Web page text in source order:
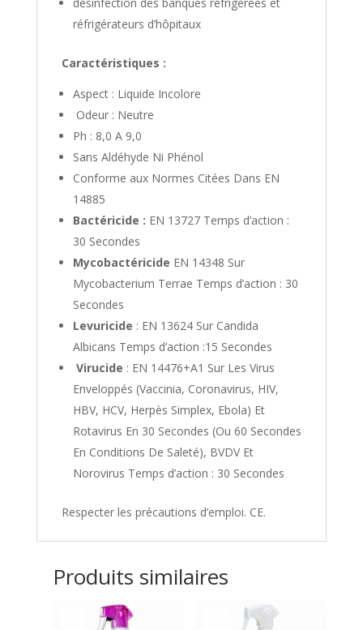
réfrigérateurs d’hôpitaux
Caractéristiques :
Aspect : Liquide Incolore
Odeur : Neutre
Ph : 8,0 A 9,0
Sans Aldéhyde Ni Phénol
Conforme aux Normes Citées Dans EN
14885
Bactéricide : EN 13727 Temps d’action :
30 Secondes
Mycobactéricide EN 14348 Sur
Mycobacterium Terrae Temps d’action : 30
Secondes
Levuricide : EN 13624 Sur Candida
Albicans Temps d’action :15 Secondes
Virucide : EN 14476+A1 Sur Les Virus
Enveloppés (Vaccinia, Coronavirus, HIV,
HBV, HCV, Herpès Simplex, Ebola) Et
Rotavirus En 30 Secondes (Ou 60 Secondes
En Conditions De Saleté), BVDV Et
Norovirus Temps d’action : 30 Secondes
Respecter les précautions d’emploi. CE.
Produits similaires